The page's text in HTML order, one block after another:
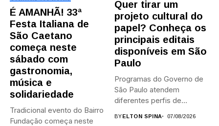
É AMANHÃ! 33ª
Festa Italiana de
São Caetano
começa neste
sábado com
gastronomia,
música e
solidariedade
Tradicional evento do Bairro
Fundação começa neste
Quer tirar um
projeto cultural do
papel? Conheça os
principais editais
disponíveis em São
Paulo
Programas do Governo de
São Paulo atendem
diferentes perfis de
BYELTON SPINA 07/08/2026